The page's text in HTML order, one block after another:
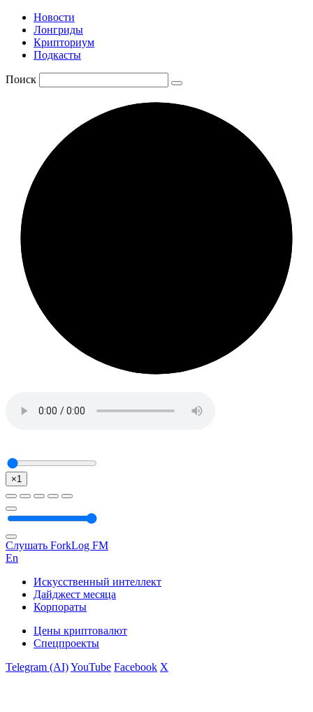
Новости
Лонгриды
Крипториум
Подкасты
Поиск
×1
Слушать ForkLog FM
En
Искусственный интеллект
Дайджест месяца
Корпораты
Цены криптовалют
Спецпроекты
Telegram (AI)YouTube Facebook X